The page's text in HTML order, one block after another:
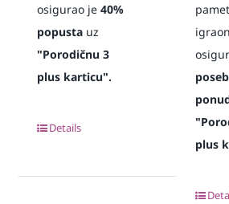
osigurao je40%
popustauz
"Porodičnu 3
plus karticu".
Details
plus